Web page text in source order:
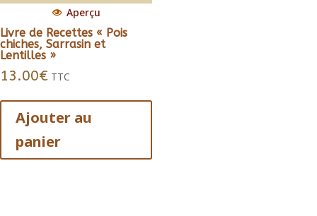
Aperçu
Livre de Recettes « Pois
chiches, Sarrasin et
Lentilles »
13.00€ TTC
Ajouter au
panier